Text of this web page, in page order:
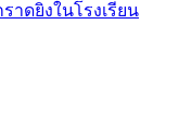
าดยิงในโรงเรียน